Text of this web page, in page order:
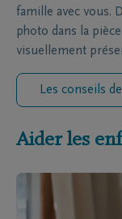
famille avec vous.
photo dans la
visuellement
Les conseils
Aider les